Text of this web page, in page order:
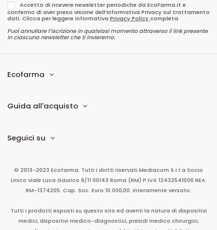
Accetto di ricevere newsletter periodiche da EcoFarma.it e
confermo di aver preso visione dell’informativa Privacy sul trattamento
dati. Clicca per leggere informativa Privacy Policycompleta.
Puoi annullare l’iscrizione in qualsiasi momento attraverso il link presente
in ciascuna newsletter che ti invieremo.
Ecofarma
Guida all'acquisto
Seguici su
© 2013-2023 Ecofarma. Tutti i diritti riservati.Mediacom S.r.l a Socio
Unico viale Luca Gaurico 9/11 00143 Roma (RM) P.IVA 12432541006 REA:
RM-1374205. Cap. Soc. Euro 10.000,00. Interamente versato.
Tutti i prodotti esposti su questo sito ed aventi la natura di dispositivi
medici, dispositivi medico-diagnostici, presidi medico chirurgici,